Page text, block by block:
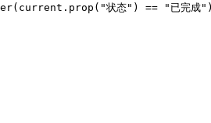
( current . prop ( "状态" ) == "已完成"